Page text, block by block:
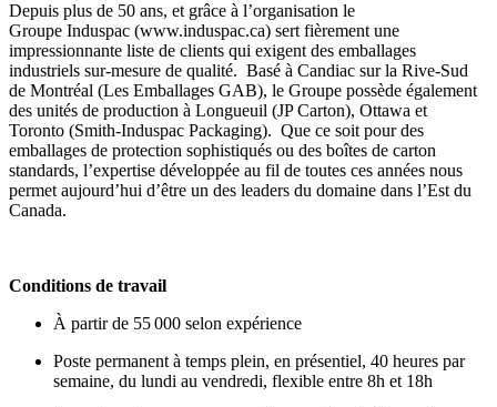
Depuis plus de 50 ans, et grâce à l’organisation le
Groupe Induspac (www.induspac.ca) sert fièrement une
impressionnante liste de clients qui exigent des emballages
industriels sur-mesure de qualité. Basé à Candiac sur la Rive-Sud
de Montréal (Les Emballages GAB), le Groupe possède également
des unités de production à Longueuil (JP Carton), Ottawa et
Toronto (Smith-Induspac Packaging). Que ce soit pour des
emballages de protection sophistiqués ou des boîtes de carton
standards, l’expertise développée au fil de toutes ces années nous
permet aujourd’hui d’être un des leaders du domaine dans l’Est du
Canada.
Conditions de travail
À partir de 55 000 selon expérience
Poste permanent à temps plein, en présentiel, 40 heures par
semaine, du lundi au vendredi, flexible entre 8h et 18h